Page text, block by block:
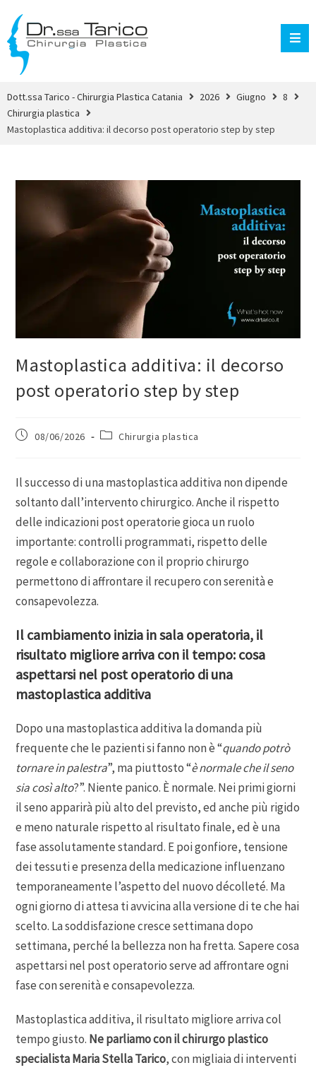
Dott.ssa Tarico - Chirurgia Plastica Catania 2026 Giugno
8
Chirurgia plastica
Mastoplastica additiva: il decorso post operatorio step by step
Mastoplastica additiva: il decorso
post operatorio step by step
08/06/2026 Chirurgia plastica
Il successo di una mastoplastica additiva non dipende
soltanto dall’intervento chirurgico. Anche il rispetto
delle indicazioni post operatorie gioca un ruolo
importante: controlli programmati, rispetto delle
regole e collaborazione con il proprio chirurgo
permettono di affrontare il recupero con serenità e
consapevolezza.
Il cambiamento inizia in sala operatoria, il
risultato migliore arriva con il tempo: cosa
aspettarsi nel post operatorio di una
mastoplastica additiva
Dopo una mastoplastica additiva la domanda più
frequente che le pazienti si fanno non è “quando potrò
tornare in palestra”, ma piuttosto “è normale che il seno
sia così alto?”. Niente panico. È normale. Nei primi giorni
il seno apparirà più alto del previsto, ed anche più rigido
e meno naturale rispetto al risultato finale, ed è una
fase assolutamente standard. E poi gonfiore, tensione
dei tessuti e presenza della medicazione influenzano
temporaneamente l’aspetto del nuovo décolleté. Ma
ogni giorno di attesa ti avvicina alla versione di te che hai
scelto. La soddisfazione cresce settimana dopo
settimana, perché la bellezza non ha fretta. Sapere cosa
aspettarsi nel post operatorio serve ad affrontare ogni
fase con serenità e consapevolezza.
Mastoplastica additiva, il risultato migliore arriva col
tempo giusto. Ne parliamo con il chirurgo plastico
specialista Maria Stella Tarico, con migliaia di interventi